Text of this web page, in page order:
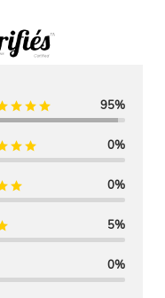
95%
0%
0%
5%
0%